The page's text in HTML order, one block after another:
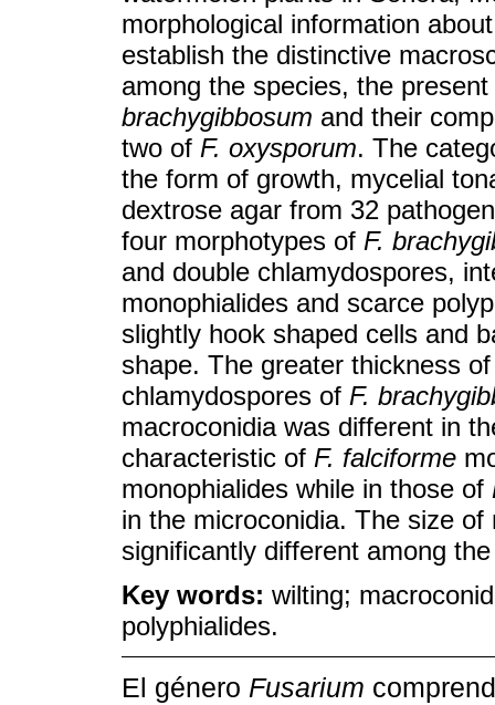
morphological information
establish the distinctive
among the species, the
brachygibbosum and their
two of F. oxysporum. The
the form of growth, mycelial
dextrose agar from 32
four morphotypes of F.
and double chlamydospores,
monophialides and scarce
slightly hook shaped cells and
shape. The greater thickness
chlamydospores of F.
macroconidia was different in
characteristic of F. falciforme
monophialides while in those of
in the microconidia. The size
significantly different among
Key words: wilting;
polyphialides.
El género Fusarium